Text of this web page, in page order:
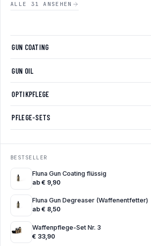
ALLE 31 ANSEHEN
GUN COATING
GUN OIL
OPTIKPFLEGE
PFLEGE-SETS
BESTSELLER
Fluna Gun Coating flüssig
ab € 9,90
Fluna Gun Degreaser (Waffenentfetter)
ab € 8,50
Waffenpflege-Set Nr. 3
€ 33,90